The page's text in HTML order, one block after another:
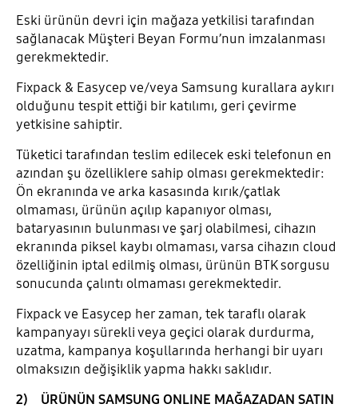
Eski ürünün devri için mağaza yetkilisi tarafından
sağlanacak Müşteri Beyan Formu’nun imzalanması
gerekmektedir.
Fixpack & Easycep ve/veya Samsung kurallara aykırı
olduğunu tespit ettiği bir katılımı, geri çevirme
yetkisine sahiptir.
Tüketici tarafından teslim edilecek eski telefonun en
azından şu özelliklere sahip olması gerekmektedir:
Ön ekranında ve arka kasasında kırık/çatlak
olmaması, ürünün açılıp kapanıyor olması,
bataryasının bulunması ve şarj olabilmesi, cihazın
ekranında piksel kaybı olmaması, varsa cihazın cloud
özelliğinin iptal edilmiş olması, ürünün BTK sorgusu
sonucunda çalıntı olmaması gerekmektedir.
Fixpack ve Easycep her zaman, tek taraflı olarak
kampanyayı sürekli veya geçici olarak durdurma,
uzatma, kampanya koşullarında herhangi bir uyarı
olmaksızın değişiklik yapma hakkı saklıdır.
2) ÜRÜNÜN SAMSUNG ONLINE MAĞAZADAN SATIN